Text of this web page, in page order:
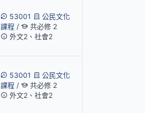
53001
公民文化
課程 /
共必修 2
外文2、社會2
53001
公民文化
課程 /
共必修 2
外文2、社會2